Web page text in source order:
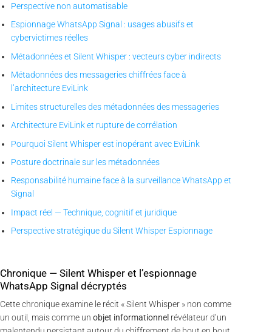
Perspective non automatisable
Espionnage WhatsApp Signal : usages abusifs et
cybervictimes réelles
Métadonnées et Silent Whisper : vecteurs cyber indirects
Métadonnées des messageries chiffrées face à
l’architecture EviLink
Limites structurelles des métadonnées des messageries
Architecture EviLink et rupture de corrélation
Pourquoi Silent Whisper est inopérant avec EviLink
Posture doctrinale sur les métadonnées
Responsabilité humaine face à la surveillance WhatsApp et
Signal
Impact réel — Technique, cognitif et juridique
Perspective stratégique du Silent Whisper Espionnage
Chronique — Silent Whisper et l’espionnage
WhatsApp Signal décryptés
Cette chronique examine le récit « Silent Whisper » non comme
un outil, mais comme un objet informationnel révélateur d’un